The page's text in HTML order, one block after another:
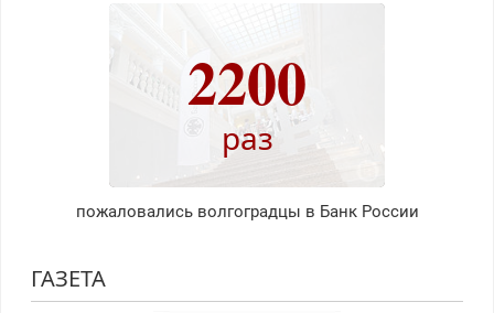
2200
раз
пожаловались волгоградцы в Банк России
ГАЗЕТА